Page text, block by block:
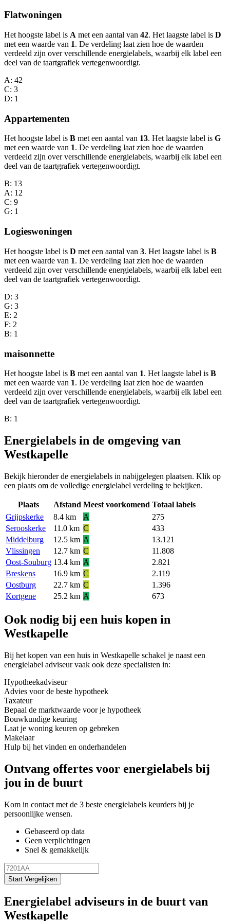
Flatwoningen
Het hoogste label is A met een aantal van 42. Het laagste label is D
met een waarde van 1. De verdeling laat zien hoe de waarden
verdeeld zijn over verschillende energielabels, waarbij elk label een
deel van de taartgrafiek vertegenwoordigt.
A: 42
C: 3
D: 1
Appartementen
Het hoogste label is B met een aantal van 13. Het laagste label is G
met een waarde van 1. De verdeling laat zien hoe de waarden
verdeeld zijn over verschillende energielabels, waarbij elk label een
deel van de taartgrafiek vertegenwoordigt.
B: 13
A: 12
C: 9
G: 1
Logieswoningen
Het hoogste label is D met een aantal van 3. Het laagste label is B
met een waarde van 1. De verdeling laat zien hoe de waarden
verdeeld zijn over verschillende energielabels, waarbij elk label een
deel van de taartgrafiek vertegenwoordigt.
D: 3
G: 3
E: 2
F: 2
B: 1
maisonnette
Het hoogste label is B met een aantal van 1. Het laagste label is B
met een waarde van 1. De verdeling laat zien hoe de waarden
verdeeld zijn over verschillende energielabels, waarbij elk label een
deel van de taartgrafiek vertegenwoordigt.
B: 1
Energielabels in de omgeving van
Westkapelle
Bekijk hieronder de energielabels in nabijgelegen plaatsen. Klik op
een plaats om de volledige energielabel verdeling te bekijken.
Plaats Afstand Meest voorkomend Totaal labels
Grijpskerke
8.4 km A
275
Serooskerke
11.0 km C
433
Middelburg
12.5 km A
13.121
Vlissingen
12.7 km C
11.808
Oost-Souburg 13.4 km A
2.821
Breskens
16.9 km C
2.119
Oostburg
22.7 km C
1.396
Kortgene
25.2 km A 673
Ook nodig bij een huis kopen in
Westkapelle
Bij het kopen van een huis in Westkapelle schakel je naast een
energielabel adviseur vaak ook deze specialisten in:
Hypotheekadviseur
Advies voor de beste hypotheek
Taxateur
Bepaal de marktwaarde voor je hypotheek
Bouwkundige keuring
Laat je woning keuren op gebreken
Makelaar
Hulp bij het vinden en onderhandelen
Ontvang offertes voor energielabels bij
jou in de buurt
Kom in contact met de 3 beste energielabels keurders bij je
persoonlijke wensen.
Gebaseerd op data
Geen verplichtingen
Snel & gemakkelijk
Start Vergelijken
Energielabel adviseurs in de buurt van
Westkapelle